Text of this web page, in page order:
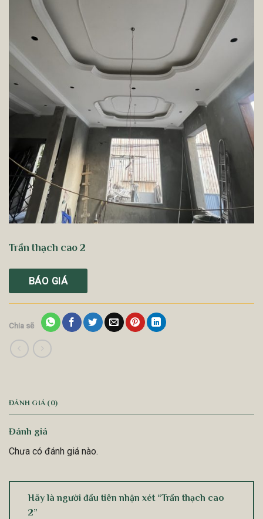
Trần thạch cao 2
BÁO GIÁ
Chia sẽ
ĐÁNH GIÁ (0)
Đánh giá
Chưa có đánh giá nào.
Hãy là người đầu tiên nhận xét “Trần thạch cao
2”